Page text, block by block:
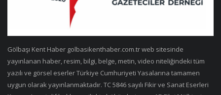
Gölbaşı Kent Haber golbasikenthaber.com.tr web sitesinde
yayınlanan haber, resim, bilgi, belge, metin, video niteliğindeki tüm
yazılı ve görsel eserler Türkiye Cumhuriyeti Yasalarına tamamen
uygun olarak yayınlanmaktadır. TC 5846 sayılı Fikir ve Sanat Eserleri